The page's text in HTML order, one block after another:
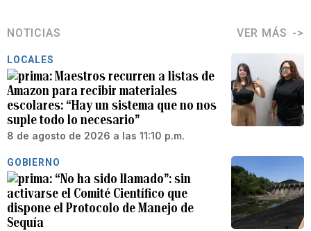
NOTICIAS VER MÁS
LOCALES
Maestros recurren a listas de
Amazon para recibir materiales
escolares: “Hay un sistema que no nos
suple todo lo necesario”
8 de agosto de 2026 a las 11:10 p.m.
GOBIERNO
“No ha sido llamado”: sin
activarse el Comité Científico que
dispone el Protocolo de Manejo de
Sequía